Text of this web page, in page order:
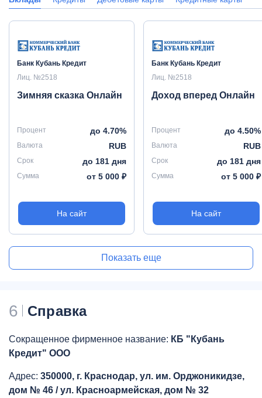
Банк Кубань Кредит
Лиц. №2518
Зимняя сказка Онлайн
Процент до 4.70%
Валюта RUB
Срок до 181 дня
Сумма от 5 000 ₽
На сайт
Банк Кубань Кредит
Лиц. №2518
Доход вперед Онлайн
Процент до 4.50%
Валюта RUB
Срок до 181 дня
Сумма от 5 000 ₽
На сайт
Показать еще
6 Справка
Сокращенное фирменное название: КБ "Кубань
Кредит" ООО
Адрес: 350000, г. Краснодар, ул. им. Орджоникидзе,
дом № 46 / ул. Красноармейская, дом № 32